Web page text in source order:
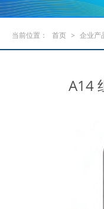
当前位置： 首页 > 企业产
A14